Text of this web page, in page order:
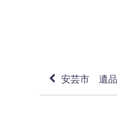
安芸市 遺